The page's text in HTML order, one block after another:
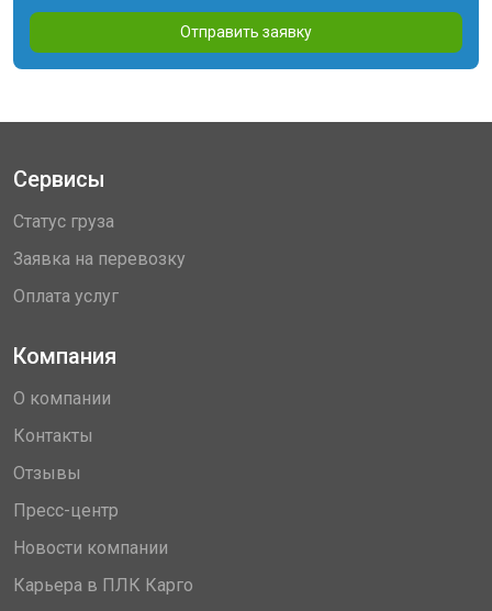
Отправить заявку
Сервисы
Статус груза
Заявка на перевозку
Оплата услуг
Компания
О компании
Контакты
Отзывы
Пресс-центр
Новости компании
Карьера в ПЛК Карго